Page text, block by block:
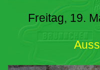
Freitag, 19.